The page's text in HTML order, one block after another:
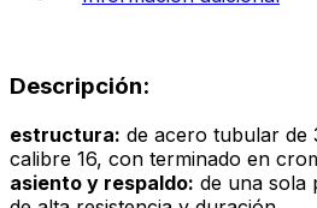
Descripción:
estructura: de acero tubular de
calibre 16, con terminado en
asiento y respaldo: de una sola